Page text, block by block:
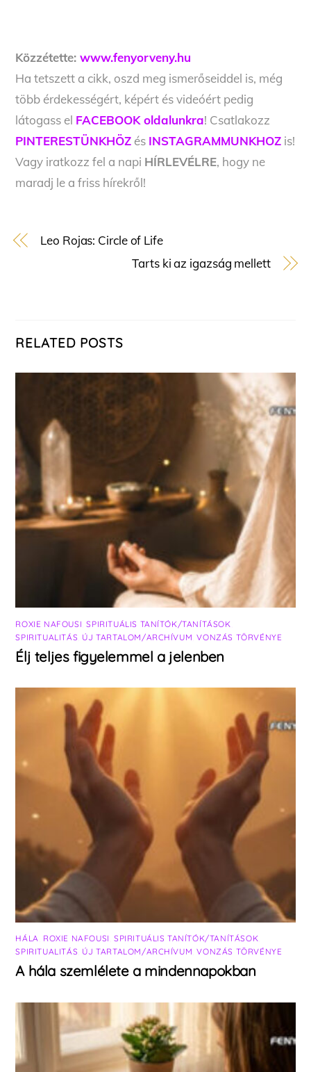
Közzétette:www.fenyorveny.hu
Ha tetszett a cikk, oszd meg ismerőseiddel is, még
több érdekességért, képért és videóért pedig
látogass el FACEBOOK oldalunkra! Csatlakozz
PINTERESTÜNKHÖZ és INSTAGRAMMUNKHOZ is!
Vagy iratkozz fel a napi HÍRLEVÉLRE, hogy ne
maradj le a friss hírekről!
Leo Rojas: Circle of Life
Tarts ki az igazság mellett
RELATED POSTS
ROXIE NAFOUSI ,SPIRITUÁLIS TANÍTÓK/TANÍTÁSOK
SPIRITUALITÁS ÚJ TARTALOM/ARCHÍVUM ,VONZÁS TÖRVÉNYE
Élj teljes figyelemmel a jelenben
HÁLA ROXIE NAFOUSI SPIRITUÁLIS TANÍTÓK/TANÍTÁSOK
SPIRITUALITÁS ÚJ TARTALOM/ARCHÍVUM ,VONZÁS TÖRVÉNYE
A hála szemlélete a mindennapokban